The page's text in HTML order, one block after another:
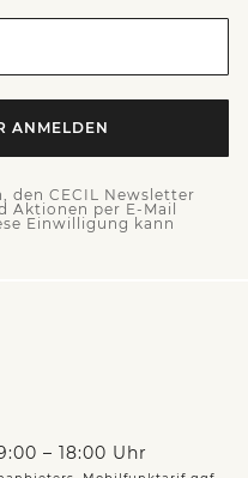
ANMELDEN
den CECIL Newsletter
Aktionen per E-Mail
Einwilligung kann
– 18:00 Uhr